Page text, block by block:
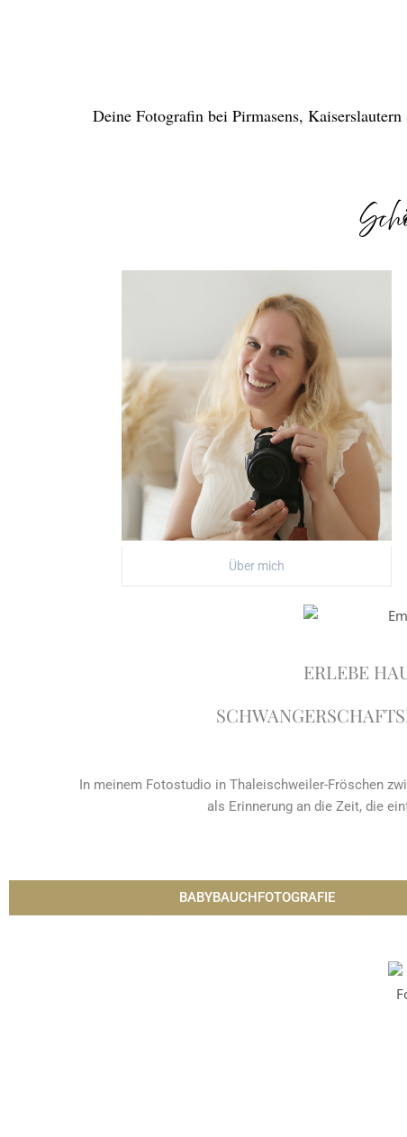
Deine Fotografin bei Pirmasens,
Über mich
ERLEBE
In meinem Fotostudio in Thaleischweiler-Fröschen
als Erinnerung an die Zeit, die
BABYBAUCHFOTOGRAFIE